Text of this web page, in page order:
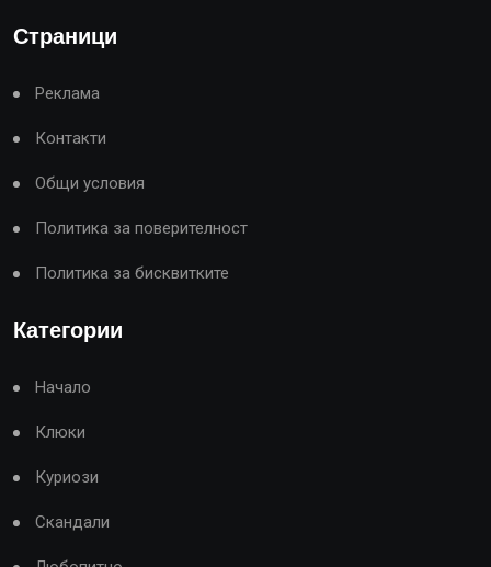
Страници
Реклама
Контакти
Общи условия
Политика за поверителност
Политика за бисквитките
Категории
Начало
Клюки
Куриози
Скандали